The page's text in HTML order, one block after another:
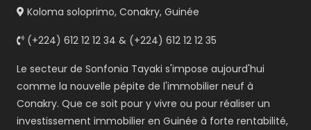
Koloma soloprimo, Conakry, Guinée
(+224) 612 12 12 34 & (+224) 612 12 12 35
Le secteur de Sonfonia Tayaki s'impose aujourd'hui
comme la nouvelle pépite de l'immobilier neuf à
Conakry. Que ce soit pour y vivre ou pour réaliser un
investissement immobilier en Guinée à forte rentabilité,